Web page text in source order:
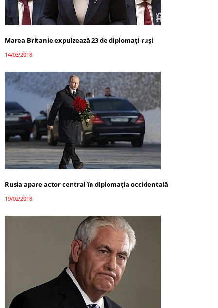
Marea Britanie expulzează 23 de diplomaţi ruşi
14/03/2018
Rusia apare actor central în diplomația occidentală
19/02/2018